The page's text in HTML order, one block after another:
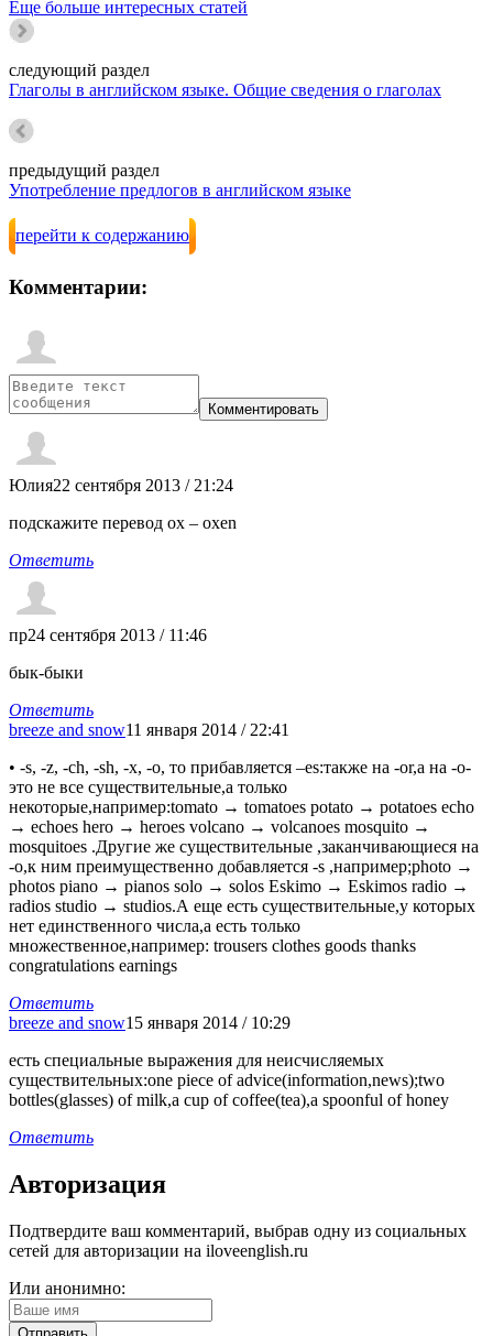
Еще больше интересных статей
следующий раздел
Глаголы в английском языке. Общие сведения о глаголах
предыдущий раздел
Употребление предлогов в английском языке
перейти к содержанию
Комментарии:
Юлия22 сентября 2013 / 21:24
подскажите перевод ox – oxen
Ответить
пр24 сентября 2013 / 11:46
бык-быки
Ответить
breeze and snow11 января 2014 / 22:41
• -s, -z, -ch, -sh, -х, -o, то прибавляется –es:также на -or,а на -o-
это не все существительные,а только
некоторые,например:tomato → tomatoes potato → potatoes echo
→ echoes hero → heroes volcano → volcanoes mosquito →
mosquitoes .Другие же существительные ,заканчивающиеся на
-o,к ним преимущественно добавляется -s ,например;photo →
photos piano → pianos solo → solos Eskimo → Eskimos radio →
radios studio → studios.А еще есть существительные,у которых
нет единственного числа,а есть только
множественное,например: trousers clothes goods thanks
congratulations earnings
Ответить
breeze and snow15 января 2014 / 10:29
есть специальные выражения для неисчисляемых
существительных:one piece of advice(information,news);two
bottles(glasses) of milk,a cup of coffee(tea),a spoonful of honey
Ответить
Авторизация
Подтвердите ваш комментарий, выбрав одну из социальных
сетей для авторизации на iloveenglish.ru
Или анонимно: